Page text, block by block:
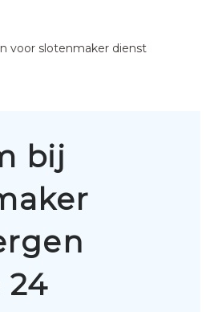
voor slotenmaker dienst
bij
24